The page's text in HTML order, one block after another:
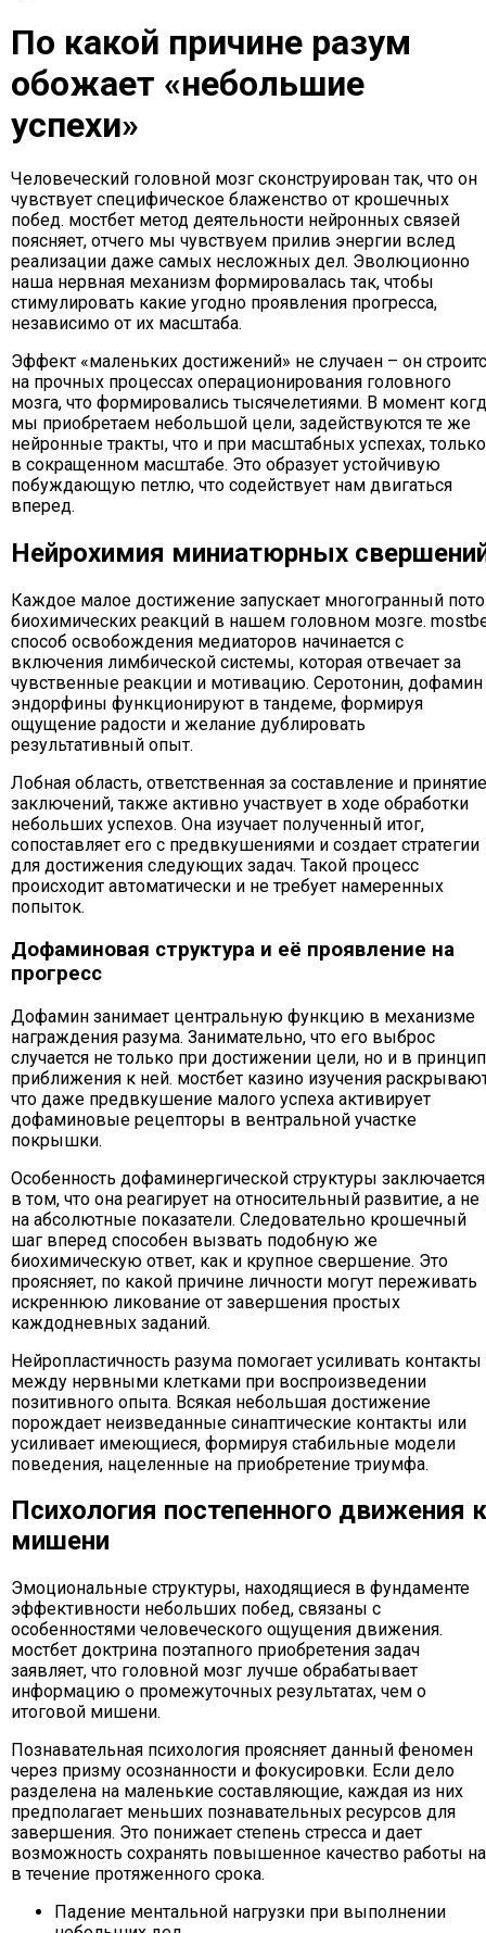
По какой причине разум
обожает «небольшие
успехи»
Человеческий головной мозг сконструирован так, что он
чувствует специфическое блаженство от крошечных
побед. мостбет метод деятельности нейронных связей
поясняет, отчего мы чувствуем прилив энергии вслед
реализации даже самых несложных дел. Эволюционно
наша нервная механизм формировалась так, чтобы
стимулировать какие угодно проявления прогресса,
независимо от их масштаба.
Эффект «маленьких достижений» не случаен – он
на прочных процессах операционирования головного
мозга, что формировались тысячелетиями. В момент
мы приобретаем небольшой цели, задействуются те же
нейронные тракты, что и при масштабных успехах, только
в сокращенном масштабе. Это образует устойчивую
побуждающую петлю, что содействует нам двигаться
вперед.
Нейрохимия миниатюрных
Каждое малое достижение запускает многогранный
биохимических реакций в нашем головном мозге.
способ освобождения медиаторов начинается с
включения лимбической системы, которая отвечает за
чувственные реакции и мотивацию. Серотонин, дофамин
эндорфины функционируют в тандеме, формируя
ощущение радости и желание дублировать
результативный опыт.
Лобная область, ответственная за составление и принятие
заключений, также активно участвует в ходе обработки
небольших успехов. Она изучает полученный итог,
сопоставляет его с предвкушениями и создает стратегии
для достижения следующих задач. Такой процесс
происходит автоматически и не требует намеренных
попыток.
Дофаминовая структура и её проявление на
прогресс
Дофамин занимает центральную функцию в механизме
награждения разума. Занимательно, что его выброс
случается не только при достижении цели, но и в
приближения к ней. мостбет казино изучения
что даже предвкушение малого успеха активирует
дофаминовые рецепторы в вентральной участке
покрышки.
Особенность дофаминергической структуры заключается
в том, что она реагирует на относительный развитие, а не
на абсолютные показатели. Следовательно крошечный
шаг вперед способен вызвать подобную же
биохимическую ответ, как и крупное свершение. Это
проясняет, по какой причине личности могут переживать
искреннюю ликование от завершения простых
каждодневных заданий.
Нейропластичность разума помогает усиливать контакты
между нервными клетками при воспроизведении
позитивного опыта. Всякая небольшая достижение
порождает неизведанные синаптические контакты или
усиливает имеющиеся, формируя стабильные модели
поведения, нацеленные на приобретение триумфа.
Психология постепенного движения к
мишени
Эмоциональные структуры, находящиеся в фундаменте
эффективности небольших побед, связаны с
особенностями человеческого ощущения движения.
мостбет доктрина поэтапного приобретения задач
заявляет, что головной мозг лучше обрабатывает
информацию о промежуточных результатах, чем о
итоговой мишени.
Познавательная психология проясняет данный феномен
через призму осознанности и фокусировки. Если дело
разделена на маленькие составляющие, каждая из них
предполагает меньших познавательных ресурсов для
завершения. Это понижает степень стресса и дает
возможность сохранять повышенное качество работы на
в течение протяженного срока.
Падение ментальной нагрузки при выполнении